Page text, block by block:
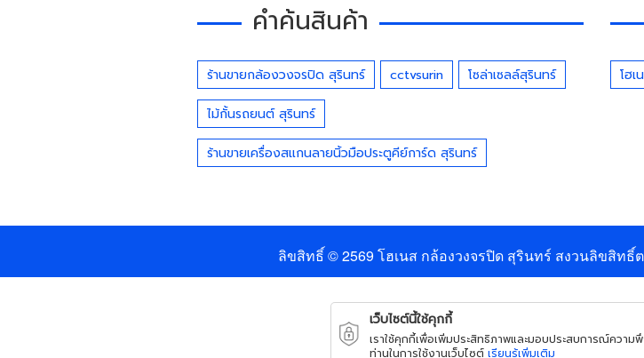
คำค้นสินค้า
ร้านขายกล้องวงจรปิด สุรินทร์ cctvsurin โซล่าเซลล์สุรินทร์
ไม้กั้นรถยนต์ สุรินทร์
ร้านขายเครื่องสแกนลายนิ้วมือประตูคีย์การ์ด สุรินทร์
โฮเ
ลิขสิทธิ์ © 2569โฮเนส กล้องวงจรปิด สุรินทร์ สงวนลิขสิทธิ์
เว็บไซต์นี้ใช้คุกกี้
เราใช้คุกกี้เพื่อเพิ่มประสิทธิภาพและมอบประสบการณ์ความ
ท่านในการใช้งานเว็บไซต์ เรียนรู้เพิ่มเติม